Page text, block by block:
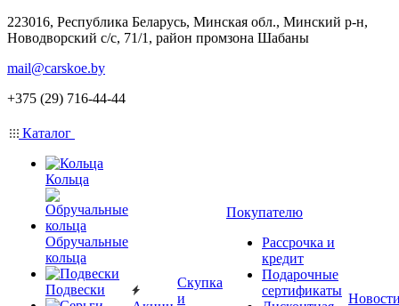
223016, Республика Беларусь, Минская обл., Минский р-н,
Новодворский с/с, 71/1, район промзона Шабаны
mail@carskoe.by
+375 (29) 716-44-44
Каталог
Кольца
Обручальные
кольца
Подвески
Скупка
и
Покупателю
Рассрочка и
кредит
Подарочные
сертификаты